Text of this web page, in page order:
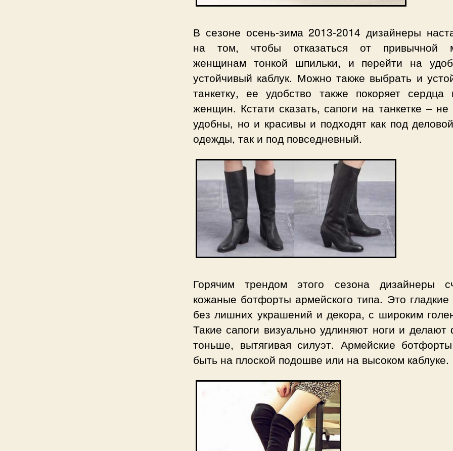
В сезоне осень-зима 2013-2014 дизайнеры
на том, чтобы отказаться от привычной
женщинам тонкой шпильки, и перейти на
устойчивый каблук. Можно также выбрать и
танкетку, ее удобство также покоряет сердца
женщин. Кстати сказать, сапоги на танкетке – не
удобны, но и красивы и подходят как под
одежды, так и под повседневный.
Горячим трендом этого сезона дизайнеры
кожаные ботфорты армейского типа. Это гладкие
без лишних украшений и декора, с широким
Такие сапоги визуально удлиняют ноги и делают
тоньше, вытягивая силуэт. Армейские
быть на плоской подошве или на высоком каблуке.